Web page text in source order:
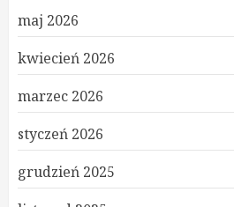
maj 2026
kwiecień 2026
marzec 2026
styczeń 2026
grudzień 2025